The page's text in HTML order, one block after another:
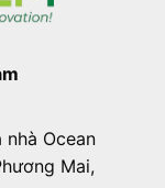
Ocean
Mai,